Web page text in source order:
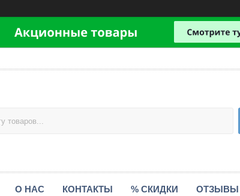
О НАС КОНТАКТЫ % СКИДКИ ОТЗЫВЫ